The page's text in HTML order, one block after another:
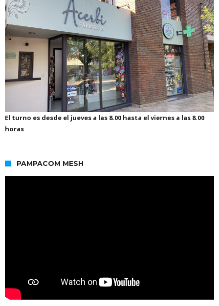
El turno es desde el jueves a las 8.00 hasta el viernes a las 8.00
horas
PAMPACOM MESH